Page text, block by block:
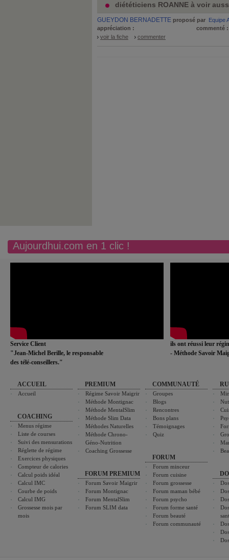
diététiciens ROANNE à voir
GUEYDON BERNADETTE proposé par Equipe
appréciation :
commenté
voir la fiche
commenter
Aujourdhui.com en 1 clic !
Service Client
"Jean-Michel Berille, le responsable
des télé-conseillers."
ils ont réussi leur
- Méthode Savoir
ACCUEIL
Accueil
COACHING
Menus régime
Liste de courses
Suivi des mensurations
Réglette de régime
Exercices physiques
Compteur de calories
Calcul poids idéal
Calcul IMC
Courbe de poids
Calcul IMG
Grossesse mois par
mois
PREMIUM
Régime Savoir Maigrir
Méthode Montignac
Méthode MentalSlim
Méthode Slim Data
Méthodes Naturelles
Méthode Chrono-
Géno-Nutrition
Coaching Grossesse
FORUM PREMIUM
Forum Savoir Maigrir
Forum Montignac
Forum MentalSlim
Forum SLIM data
COMMUNAUTÉ
Groupes
Blogs
Rencontres
Bons plans
Témoignages
Quiz
FORUM
Forum minceur
Forum cuisine
Forum grossesse
Forum maman bébé
Forum psycho
Forum forme santé
Forum beauté
Forum communauté